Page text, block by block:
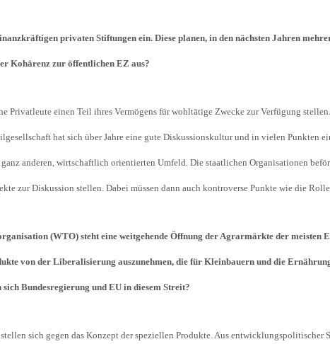
privaten Stiftungen ein. Diese planen, in den nächsten Jahren
Kohärenz zur öffentlichen EZ aus?
Privatleute einen Teil ihres Vermögens für wohltätige Zwecke zur Verfügung
hat sich über Jahre eine gute Diskussionskultur und in vielen Punkten
anderen, wirtschaftlich orientierten Umfeld. Die staatlichen Organisationen
zur Diskussion stellen. Dabei müssen dann auch kontroverse Punkte wie die
(WTO) steht eine weitgehende Öffnung der Agrarmärkte der meisten
von der Liberalisierung auszunehmen, die für Kleinbauern und die
Bundesregierung und EU in diesem Streit?
sich gegen das Konzept der speziellen Produkte. Aus entwicklungspolitischer